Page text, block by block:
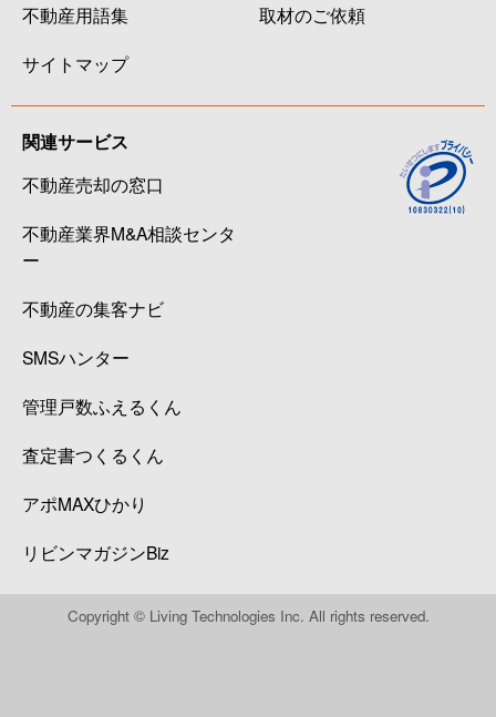
不動産用語集
サイトマップ
取材のご依頼
関連サービス
不動産売却の窓口
不動産業界M&A相談センタ
ー
不動産の集客ナビ
SMSハンター
管理戸数ふえるくん
査定書つくるくん
アポMAXひかり
リビンマガジンBiz
Copyright © Living Technologies Inc. All rights reserved.